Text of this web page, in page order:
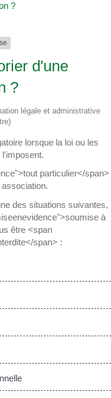
?
d'une
?
légale et administrative
lorsque la loi ou les
particulier</span>
des situations suivantes,
à
être <span
span> :